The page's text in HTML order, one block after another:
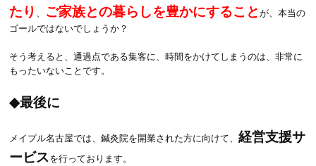
たり 、 ご家族との暮らしを豊かにすることが、本当の
ゴールではないでしょうか？
そう考えると、通過点である集客に、時間をかけてしまうのは、非常に
もったいないことです。
◆最後に
メイプル名古屋では、鍼灸院を開業された方に向けて、経営支援サ
ービスを行っております。